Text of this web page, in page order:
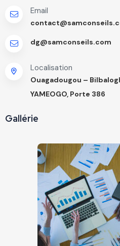
Email
dg@samconseils.com
Localisation
Ouagadougou –
YAMEOGO, Porte 386
Gallérie